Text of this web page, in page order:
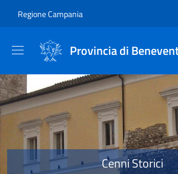
Regione Campania
Provincia di
Provincia di
Cenni Storici